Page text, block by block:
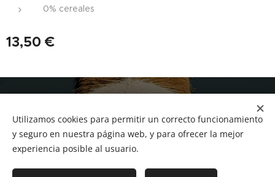
0% cereales
13,50 €
Tf.666351543
Utilizamos cookies para permitir un correcto funcionamiento
y seguro en nuestra página web, y para ofrecer la mejor
experiencia posible al usuario.